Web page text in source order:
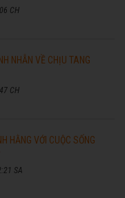
CH
NHẪN VỀ CHỊU TANG
CH
HẰNG VỚI CUỘC SỐNG
SA